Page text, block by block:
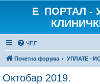
E_ПОРТАЛ -
ЧПП
Почетна форума УПЛАТЕ -
Октобар 2019.